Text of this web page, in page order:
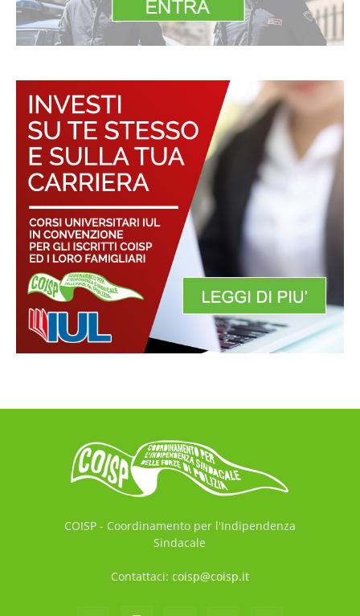
COISP - Coordinamento per l'Indipendenza
Sindacale
Contattaci: coisp@coisp.it